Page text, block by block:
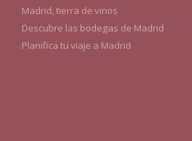
Madrid, tierra de vinos
Descubre las bodegas de Madrid
Planifica tu viaje a Madrid